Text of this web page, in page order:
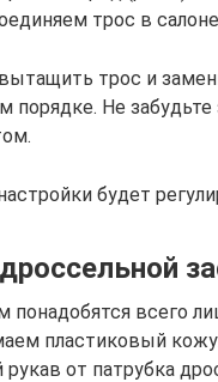
трос в
трос и
порядке. Не
будет
понадобятся всего
пластиковый
от патрубка